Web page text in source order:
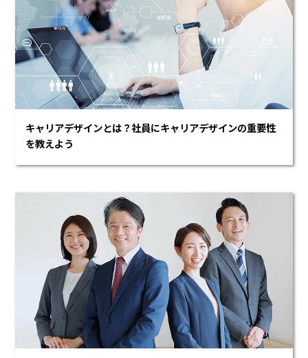
キャリアデザインとは？社員にキャリアデザインの重要性
を教えよう